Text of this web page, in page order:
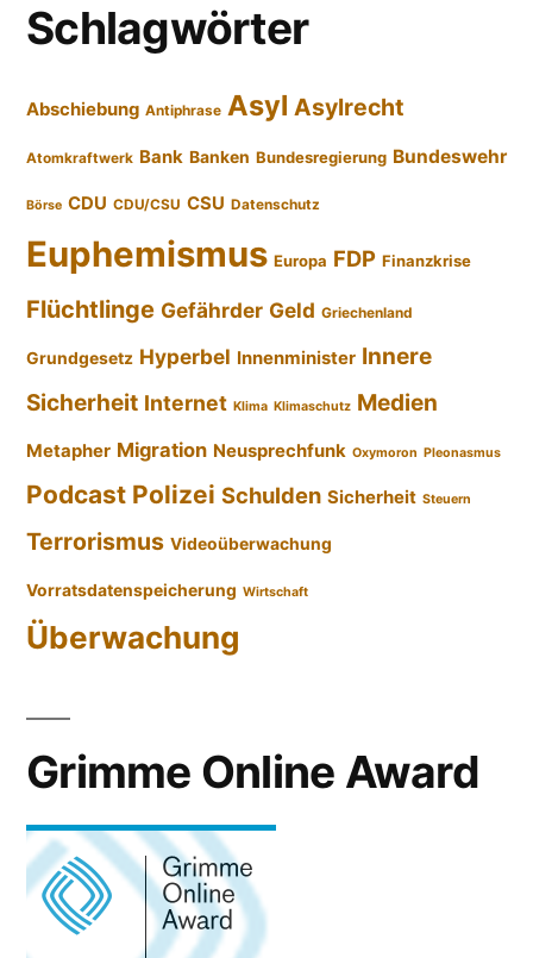
Schlagwörter
Abschiebung Antiphrase Asyl Asylrecht
Atomkraftwerk Bank Banken Bundesregierung Bundeswehr
Börse CDU CDU/CSU CSU Datenschutz
Euphemismus Europa FDP Finanzkrise
Flüchtlinge Gefährder Geld Griechenland
Grundgesetz Hyperbel Innenminister Innere
Sicherheit Internet Klima Klimaschutz Medien
Metapher Migration Neusprechfunk Oxymoron Pleonasmus
Podcast Polizei Schulden Sicherheit Steuern
Terrorismus Videoüberwachung
Vorratsdatenspeicherung Wirtschaft
Überwachung
Grimme Online Award